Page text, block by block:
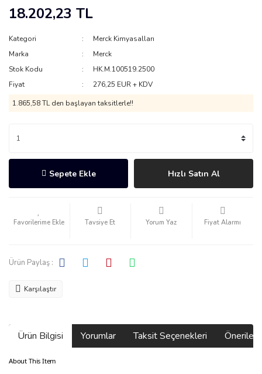
18.202,23 TL
Kategori
Merck Kimyasalları
Marka
Merck
Stok Kodu
HK.M.100519.2500
Fiyat
276,25 EUR + KDV
1.865,58 TL den başlayan taksitlerle!!
Sepete Ekle Hızlı Satın Al
Tavsiye Et Yorum Yaz Fiyat Alarmı
Ürün Paylaş :
Karşılaştır
Ürün Bilgisi Yorumlar Taksit Seçenekleri
About This Item